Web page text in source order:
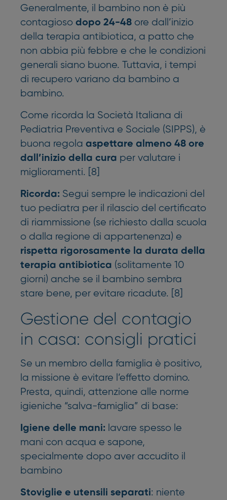
Generalmente, il bambino non è più
contagioso dopo 24-48 ore dall’inizio
della terapia antibiotica, a patto che
non abbia più febbre e che le condizioni
generali siano buone. Tuttavia, i tempi
di recupero variano da bambino a
bambino.
Come ricorda la Società Italiana di
Pediatria Preventiva e Sociale (SIPPS), è
buona regola aspettare almeno 48 ore
dall’inizio della cura per valutare i
miglioramenti. [8]
Ricorda: Segui sempre le indicazioni del
tuo pediatra per il rilascio del certificato
di riammissione (se richiesto dalla scuola
o dalla regione di appartenenza) e
rispetta rigorosamente la durata della
terapia antibiotica (solitamente 10
giorni) anche se il bambino sembra
stare bene, per evitare ricadute. [8]
Gestione del contagio
in casa: consigli pratici
Se un membro della famiglia è positivo,
la missione è evitare l’effetto domino.
Presta, quindi, attenzione alle norme
igieniche “salva-famiglia” di base:
Igiene delle mani: lavare spesso le
mani con acqua e sapone,
specialmente dopo aver accudito il
bambino
Stoviglie e utensili separati: niente